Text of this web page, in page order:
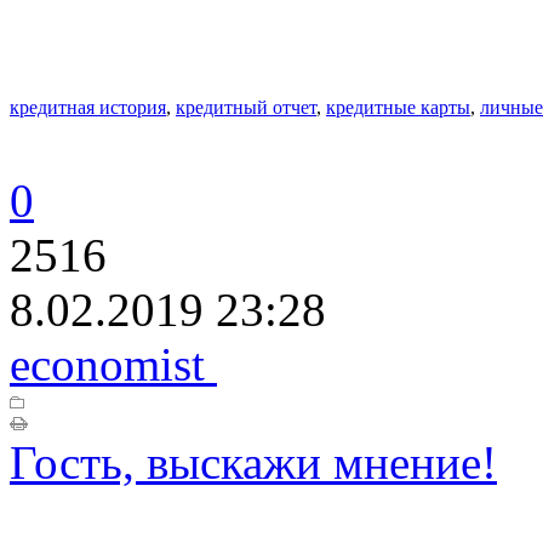
кредитная история, кредитный отчет, кредитные карты,
0
2516
8.02.2019 23:28
economist
Гость, выскажи мнение!